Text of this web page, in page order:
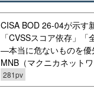
CISA BOD 26-04が示す
「CVSSスコア依存」
―本当に危ないものを優
MNB（マクニカネットワ
281pv